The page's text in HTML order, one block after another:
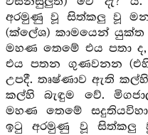
අරමුණු වූ සිත්කලු වූ
(ක්ලේශ) කාමයෙන්
මහණ තෙමේ එය පතා
එය පතන ගුණවනන
උපදී. තෘෂ්ණාව ඇති
කල්හි බැඳුම වේ.
මහණ තෙමේ
ඉටු අරමුණු වූ සිත්කලු